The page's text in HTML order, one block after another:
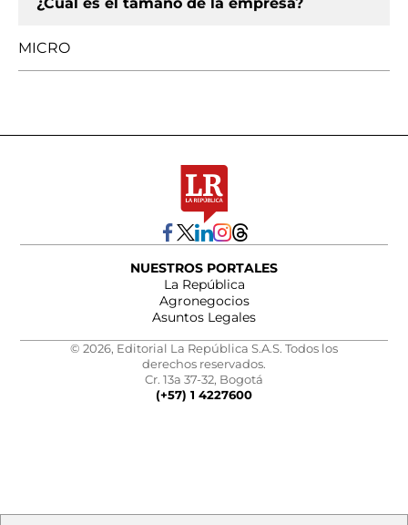
MICRO
NUESTROS PORTALES
La República
Agronegocios
Asuntos Legales
© 2026, Editorial La República S.A.S. Todos los
derechos reservados.
Cr. 13a 37-32, Bogotá
(+57) 1 4227600